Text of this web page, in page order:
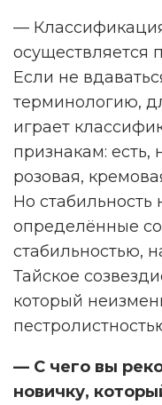
—
осуществляется
Если не
терминологию,
играет
признакам: есть,
розовая,
Но стабильность
определённые
стабильностью,
Тайское
который
— С чего вы
новичку,